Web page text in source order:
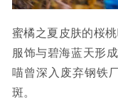
蜜橘之夏皮肤的桜
服饰与碧海蓝天形
喵曾深入废弃钢铁
斑。